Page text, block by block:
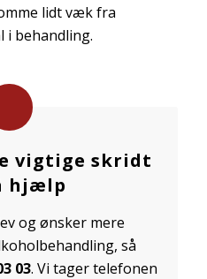
lidt væk fra
i behandling.
vigtige skridt
hjælp
og ønsker mere
så
03. Vi tager telefonen